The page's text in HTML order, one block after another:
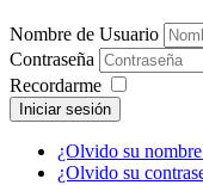
Nombre de Usuario
Contraseña
Recordarme
Iniciar sesión
¿Olvido su
¿Olvido su